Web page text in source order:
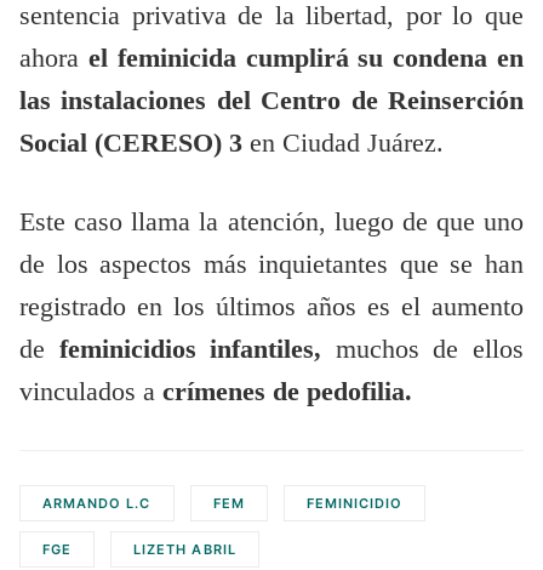
sentencia privativa de la libertad, por lo que
ahora el feminicida cumplirá su condena en
las instalaciones del Centro de Reinserción
Social (CERESO) 3 en Ciudad Juárez.
Este caso llama la atención, luego de que uno
de los aspectos más inquietantes que se han
registrado en los últimos años es el aumento
de feminicidios infantiles, muchos de ellos
vinculados a crímenes de pedofilia.
ARMANDO L.C FEM FEMINICIDIO
FGE LIZETH ABRIL